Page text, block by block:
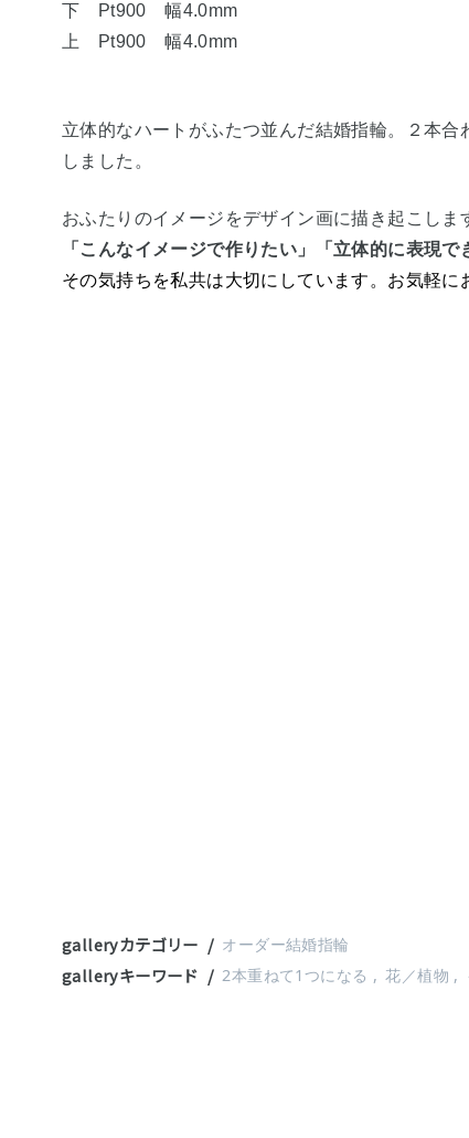
下 Pt900 幅4.0mm
上 Pt900 幅4.0mm
立体的なハートがふたつ並んだ結婚指輪。 ２本合
しました。
おふたりのイメージをデザイン画に描き起こしま
「こんなイメージで作りたい」「立体的に表現で
その気持ちを私共は大切にしています。お気軽に
galleryカテゴリー オーダー結婚指輪
galleryキーワード 2本重ねて1つになる 花／植物